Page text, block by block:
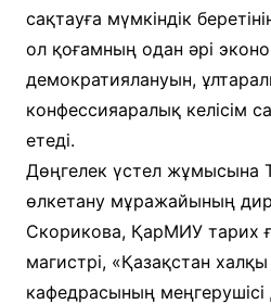
сақтауға мүмкіндік
ол қоғамның одан әрі
демократиялануын,
конфессияаралық келісім
етеді.
Дөңгелек үстел жұмысына
өлкетану мұражайының
Скорикова, ҚарМИУ тарих
магистрі, «Қазақстан
кафедрасының